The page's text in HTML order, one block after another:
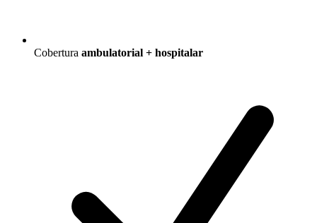
Cobertura ambulatorial + hospitalar